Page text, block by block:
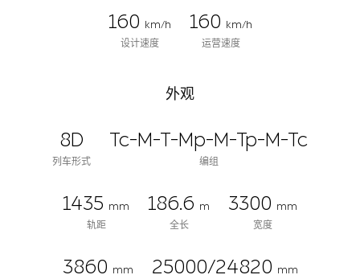
160
km/h
设计速度
160
km/h
运营速度
外观
8D
列车形式
Tc-M-T-Mp-M-Tp-M-Tc
编组
1435 mm
轨距
186.6 m
全长
3300 mm
宽度
3860 mm
25000/24820 mm